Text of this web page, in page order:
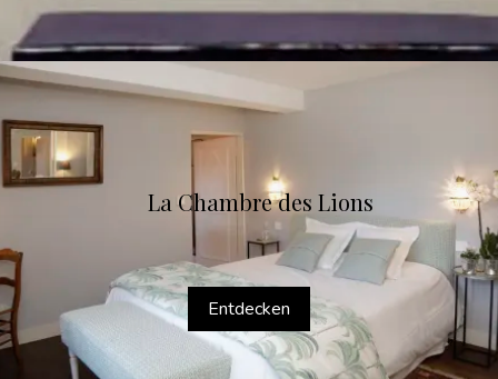
La Chambre des Lions
Entdecken